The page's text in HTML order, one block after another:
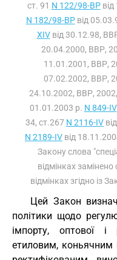
ст. 91 N 122/98-ВРвід
N 182/98-ВРвід
XIVвід 30.12.98,
20.04.2000, ВВР,
11.01.2001, ВВР,
07.02.2002, ВВР,
24.10.2002, ВВР,
01.01.2003 р. N 849-IV
34, ст.267 N 2116-IV
N 2189-IV від
Закону слова
відмінках замінено
відмінках згідно із
Цей Закон
політики щодо
імпорту, оптової і
етиловим, коньячним